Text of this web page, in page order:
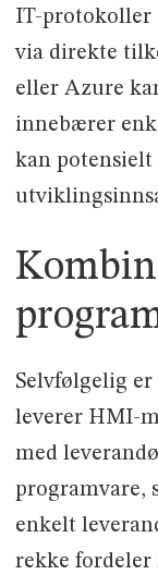
IT-protokoller
via direkte
eller Azure
innebærer
kan potensielt
Selvfølgelig
leverer HMI-
med
programvare,
enkelt
rekke